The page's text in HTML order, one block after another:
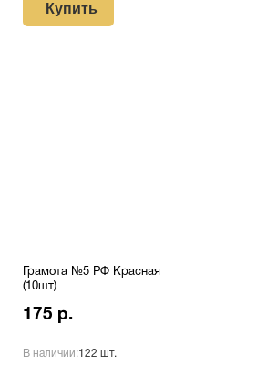
Купить
Грамота №5 РФ Красная
(10шт)
175 р.
В наличии:122 шт.